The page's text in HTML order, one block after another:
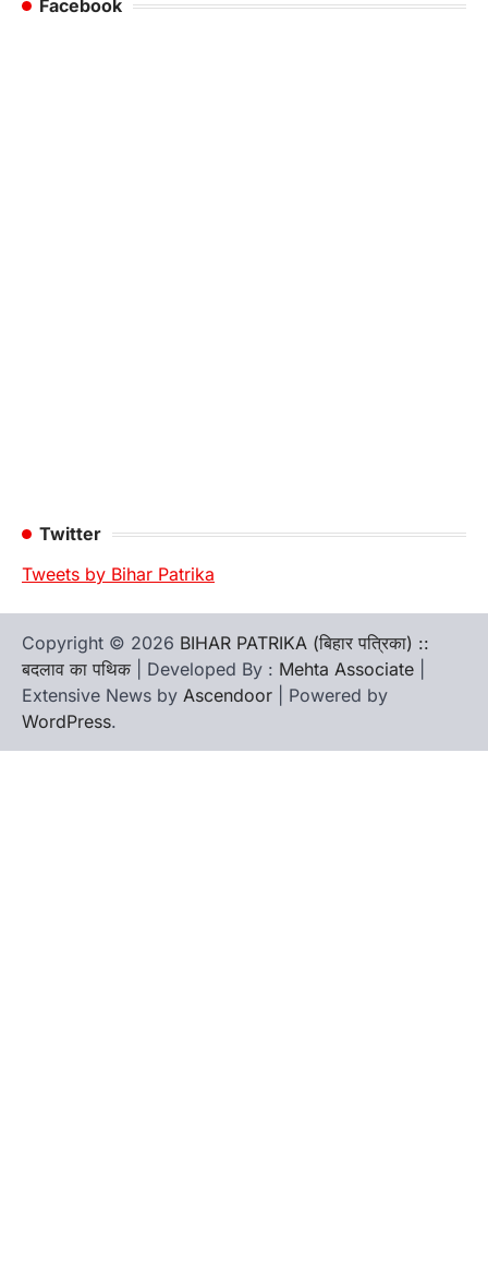
Facebook
Twitter
Tweets by Bihar Patrika
Copyright © 2026 BIHAR PATRIKA (बिहार पत्रिका) ::
बदलाव का पथिक | Developed By : Mehta Associate
Extensive News by Ascendoor | Powered by
WordPress.